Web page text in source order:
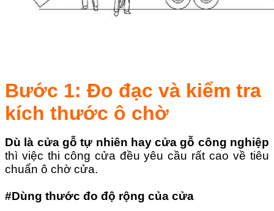
Bước 1: Đo đạc và kiểm tra
kích thước ô chờ
Dù là cửa gỗ tự nhiên hay cửa gỗ công nghiệp
thì việc thi công cửa đều yêu cầu rất cao về tiêu
chuẩn ô chờ cửa.
#Dùng thước đo độ rộng của cửa